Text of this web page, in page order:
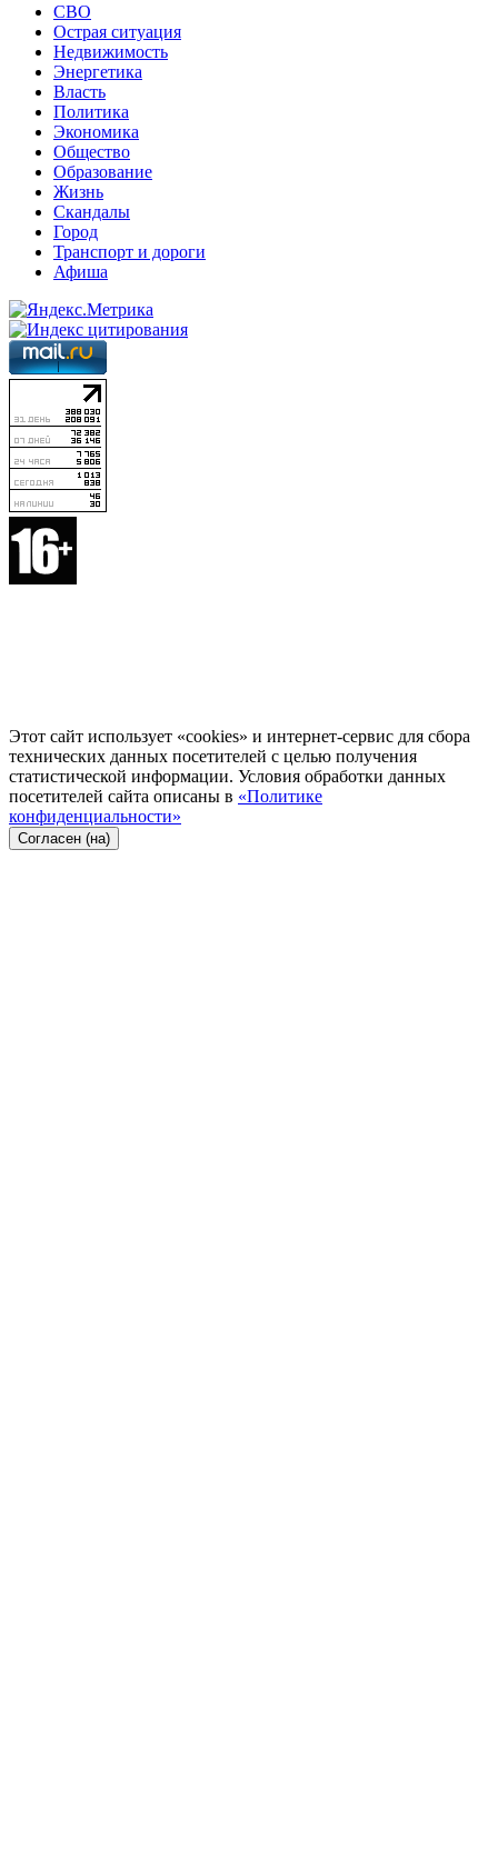
СВО
Острая ситуация
Недвижимость
Энергетика
Власть
Политика
Экономика
Общество
Образование
Жизнь
Скандалы
Город
Транспорт и дороги
Афиша
Этот сайт использует «cookies» и интернет-сервис для сбора
технических данных посетителей с целью получения
статистической информации. Условия обработки данных
посетителей сайта описаны в «Политике
конфиденциальности»
Согласен (на)